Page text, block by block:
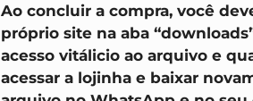
Ao concluir a compra, você
próprio site na aba
acesso vitálicio ao arquivo e
acessar a lojinha e baixar